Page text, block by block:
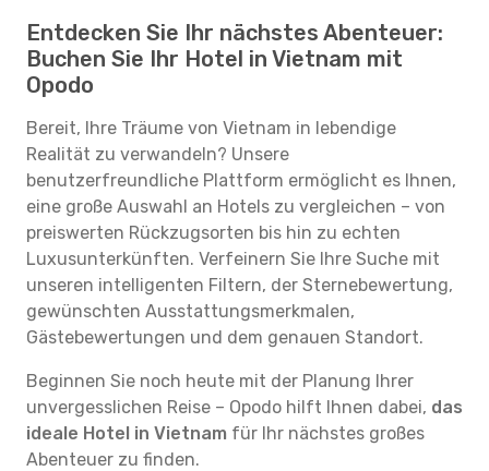
Entdecken Sie Ihr nächstes Abenteuer:
Buchen Sie Ihr Hotel in Vietnam mit
Opodo
Bereit, Ihre Träume von Vietnam in lebendige
Realität zu verwandeln? Unsere
benutzerfreundliche Plattform ermöglicht es Ihnen,
eine große Auswahl an Hotels zu vergleichen – von
preiswerten Rückzugsorten bis hin zu echten
Luxusunterkünften. Verfeinern Sie Ihre Suche mit
unseren intelligenten Filtern, der Sternebewertung,
gewünschten Ausstattungsmerkmalen,
Gästebewertungen und dem genauen Standort.
Beginnen Sie noch heute mit der Planung Ihrer
unvergesslichen Reise – Opodo hilft Ihnen dabei, das
ideale Hotel in Vietnam für Ihr nächstes großes
Abenteuer zu finden.